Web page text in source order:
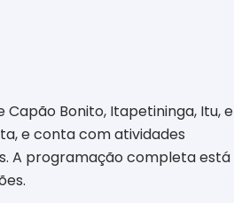
Bonito, Itapetininga, Itu, e
e conta com atividades
A programação completa está